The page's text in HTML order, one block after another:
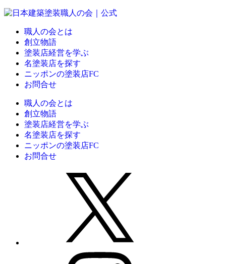
職人の会とは
創立物語
塗装店経営を学ぶ
名塗装店を探す
ニッポンの塗装店FC
お問合せ
職人の会とは
創立物語
塗装店経営を学ぶ
名塗装店を探す
ニッポンの塗装店FC
お問合せ